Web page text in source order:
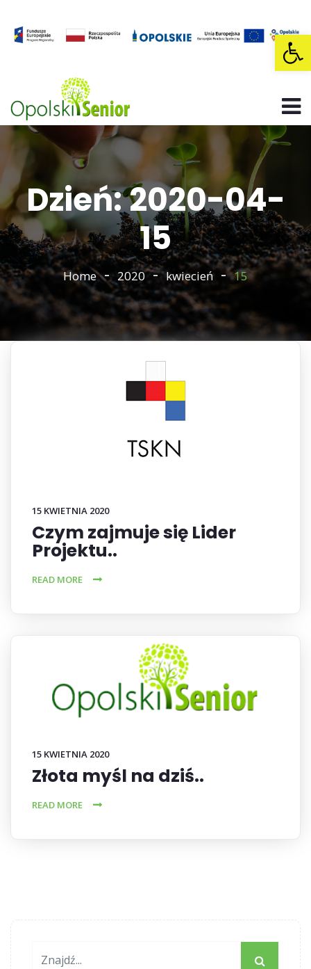
Dzień: 2020-04-
15
Home 2020 kwiecień 15
15 KWIETNIA 2020
Czym zajmuje się Lider
Projektu..
READ MORE
15 KWIETNIA 2020
Złota myśl na dziś..
READ MORE